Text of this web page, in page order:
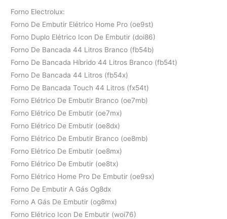
Forno Electrolux:
Forno De Embutir Elétrico Home Pro (oe9st)
Forno Duplo Elétrico Icon De Embutir (doi86)
Forno De Bancada 44 Litros Branco (fb54b)
Forno De Bancada Híbrido 44 Litros Branco (fb54t)
Forno De Bancada 44 Litros (fb54x)
Forno De Bancada Touch 44 Litros (fx54t)
Forno Elétrico De Embutir Branco (oe7mb)
Forno Elétrico De Embutir (oe7mx)
Forno Elétrico De Embutir (oe8dx)
Forno Elétrico De Embutir Branco (oe8mb)
Forno Elétrico De Embutir (oe8mx)
Forno Elétrico De Embutir (oe8tx)
Forno Elétrico Home Pro De Embutir (oe9sx)
Forno De Embutir A Gás Og8dx
Forno A Gás De Embutir (og8mx)
Forno Elétrico Icon De Embutir (woi76)